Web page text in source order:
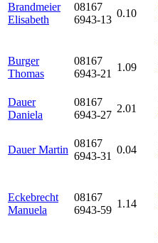
Brandmeier
Elisabeth
08167
6943-13
0.10
Burger
Thomas
08167
6943-21
1.09
Dauer
Daniela
08167
6943-27
2.01
Dauer Martin
08167
6943-31
0.04
Eckebrecht
Manuela
08167
6943-59
1.14